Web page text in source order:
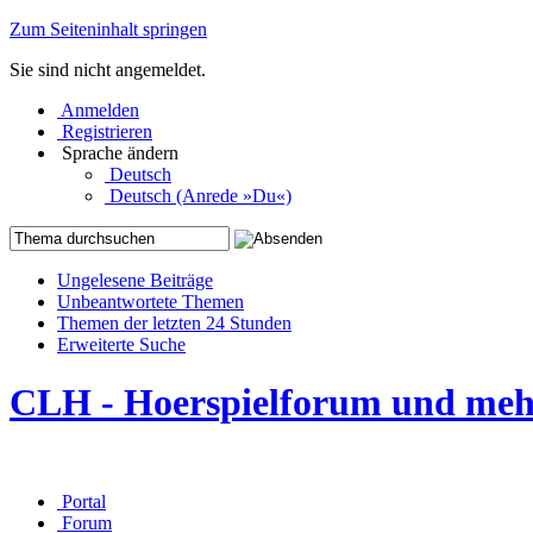
Zum Seiteninhalt springen
Sie sind nicht angemeldet.
Anmelden
Registrieren
Sprache ändern
Deutsch
Deutsch (Anrede »Du«)
Ungelesene Beiträge
Unbeantwortete Themen
Themen der letzten 24 Stunden
Erweiterte Suche
CLH - Hoerspielforum und
Portal
Forum